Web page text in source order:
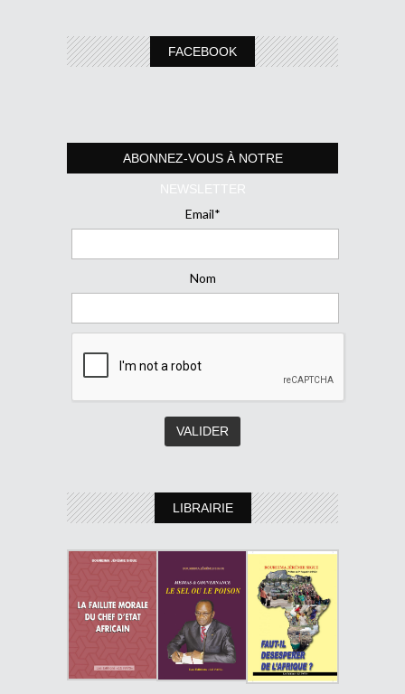
FACEBOOK
ABONNEZ-VOUS À NOTRE
NEWSLETTER
Email*
Nom
LIBRAIRIE